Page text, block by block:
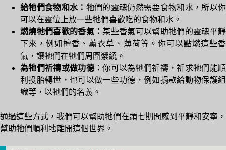
給牠們食物和水： 牠們的靈魂仍然需要食物和水，所以你
可以在靈位上放一些牠們喜歡吃的食物和水。
燃燒牠們喜歡的香氣： 某些香氣可以幫助牠們的靈魂平靜
下來，例如檀香、薰衣草、薄荷等。你可以點燃這些香
氣，讓牠們在牠們周圍縈繞。
為牠們祈禱或做功德：你可以為牠們祈禱，祈求牠們能順
利投胎轉世，也可以做一些功德，例如捐款給動物保護組
織等，以牠們的名義。
通過這些方式，我們可以幫助牠們在頭七期間感到平靜和安寧，
幫助牠們順利地離開這個世界。